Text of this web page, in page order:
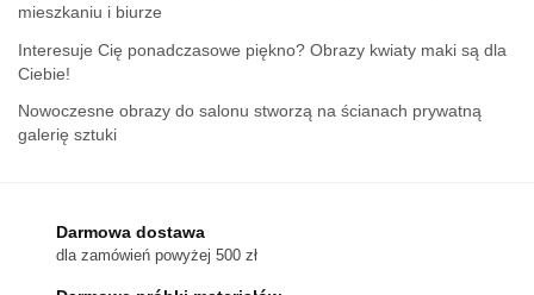
mieszkaniu i biurze
Interesuje Cię ponadczasowe piękno? Obrazy kwiaty maki są dla
Ciebie!
Nowoczesne obrazy do salonu stworzą na ścianach prywatną
galerię sztuki
Darmowa dostawa
dla zamówień powyżej 500 zł